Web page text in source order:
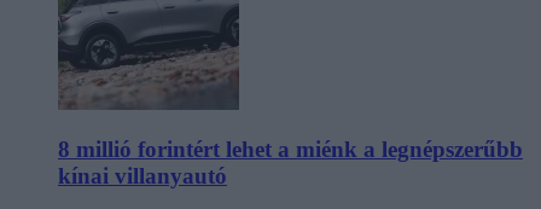
8 millió forintért lehet a miénk a legnépszerűbb
kínai villanyautó